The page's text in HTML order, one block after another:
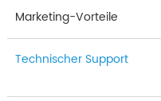
Marketing-Vorteile
Technischer Support